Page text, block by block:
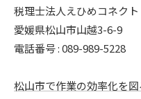
税理士法人えひめコネクト
愛媛県松山市山越3-6-9
電話番号 : 089-989-5228
松山市で作業の効率化を図